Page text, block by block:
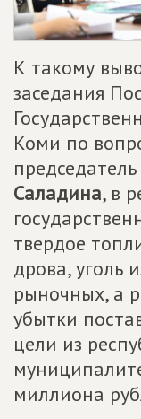
К такому
заседания
Коми по
Саладина, в
твердое
дрова, уголь
рыночных, а
убытки
цели из
миллиона